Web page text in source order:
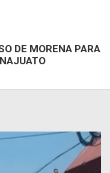
DE MORENA PARA